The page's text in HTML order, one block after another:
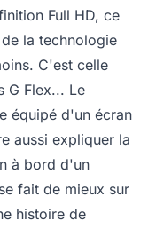
Full HD, ce
la technologie
C'est celle
G Flex... Le
équipé d'un écran
aussi expliquer la
à bord d'un
fait de mieux sur
histoire de